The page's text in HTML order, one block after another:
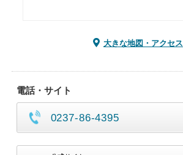
大きな地図・アクセス
電話・サイト
0237-86-4395